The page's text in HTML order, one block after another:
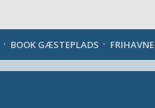
BOOK GÆSTEPLADS FRIHAVNE